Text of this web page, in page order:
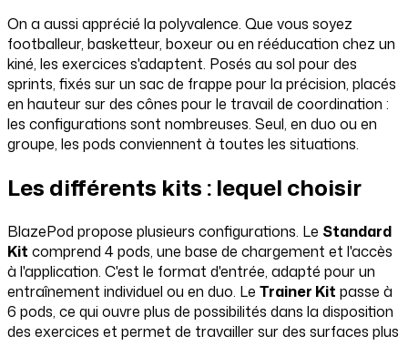
On a aussi apprécié la polyvalence. Que vous soyez
footballeur, basketteur, boxeur ou en rééducation chez un
kiné, les exercices s'adaptent. Posés au sol pour des
sprints, fixés sur un sac de frappe pour la précision, placés
en hauteur sur des cônes pour le travail de coordination :
les configurations sont nombreuses. Seul, en duo ou en
groupe, les pods conviennent à toutes les situations.
Les différents kits : lequel choisir
BlazePod propose plusieurs configurations. Le Standard
Kit comprend 4 pods, une base de chargement et l'accès
à l'application. C'est le format d'entrée, adapté pour un
entraînement individuel ou en duo. Le Trainer Kit passe à
6 pods, ce qui ouvre plus de possibilités dans la disposition
des exercices et permet de travailler sur des surfaces plus